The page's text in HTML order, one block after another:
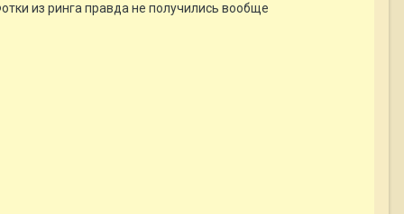
из ринга правда не получились вообще